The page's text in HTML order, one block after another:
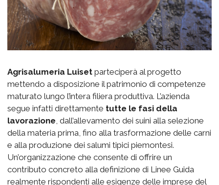
Agrisalumeria Luiset parteciperà al progetto
mettendo a disposizione il patrimonio di competenze
maturato lungo l’intera filiera produttiva. L’azienda
segue infatti direttamente tutte le fasi della
lavorazione, dall’allevamento dei suini alla selezione
della materia prima, fino alla trasformazione delle carni
e alla produzione dei salumi tipici piemontesi.
Un’organizzazione che consente di offrire un
contributo concreto alla definizione di Linee Guida
realmente rispondenti alle esigenze delle imprese del